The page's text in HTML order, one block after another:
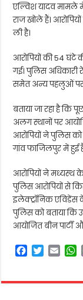
एल्विश यादव मामले
राज खोले हैं।
ली है।
आरोपियों की 54 घंटे
गई। पुलिस अधिकारी
समेत अन्य पहलुओं पर
बताया जा रहा है
अलग स्थानों पर
आरोपियों ने पुलिस
गांव फाजिलपुर में हुई
आरोपियों ने मध्यस्थ
पुलिस आरोपियों से
इलेक्ट्रॉनिक एविडेंस
पुलिस को बताया कि
आयोजित बीन पार्टी
F
e
T
t
E
i
t